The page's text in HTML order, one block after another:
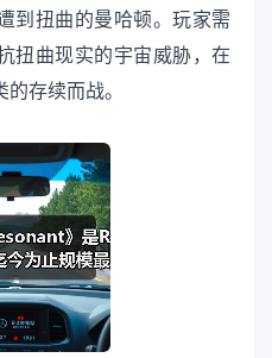
到扭曲的曼哈顿。玩家需
扭曲现实的宇宙威胁，在
存续而战。